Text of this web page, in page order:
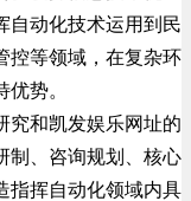
自动化技术运用到民
控等领域，在复杂环
势。
究和凯发娱乐网址的
制、咨询规划、核心
指挥自动化领域内具